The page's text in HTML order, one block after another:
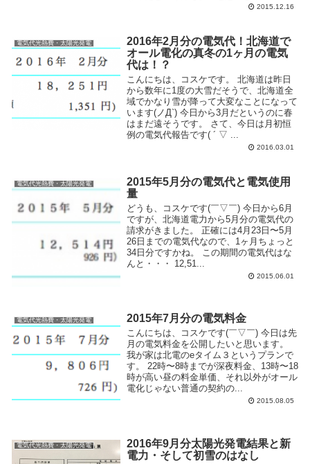
2015.12.16
電気代光熱費・太陽光発電
2016年2月分の電気代！北海道で
オール電化の真冬の1ヶ月の電気
代は！？
こんにちは、コスケです。 北海道は昨日
から数年に1度の大雪だそうで、北海道全
域でかなり雪が降って大変なことになって
います(ノД`) 今日から3月だというのに春
はまだ遠そうです。 さて、今日は月初恒
例の電気代報告です( ´ ▽ ...
2016.03.01
電気代光熱費・太陽光発電
2015年5月分の電気代と電気使用
量
どうも、コスケです(￣▽￣) 今日から6月
ですが、北海道電力から5月分の電気代の
請求がきました。 正確には4月23日〜5月
26日までの電気代なので、1ヶ月ちょっと
34日分ですかね。 この期間の電気代はな
んと・・・ 12,51...
2015.06.01
電気代光熱費・太陽光発電 2015年7月分の電気料金
こんにちは、コスケです(￣▽￣) 今日は先
月の電気料金を公開したいと思います。
我が家は北電のeタイム３というプランで
す。 22時〜8時までが深夜料金、13時〜18
時が高い昼の料金単価、それ以外がオール
電化じゃない普通の契約の...
2015.08.05
電気代光熱費・太陽光発電
2016年9月分太陽光発電結果と新
電力・そして初雪のはなし